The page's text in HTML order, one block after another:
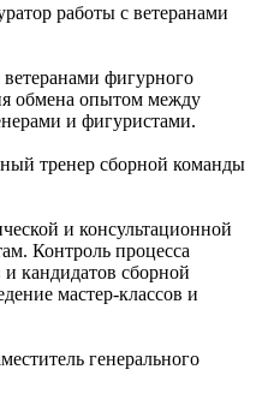
работы с ветеранами
фигурного
обмена опытом между
и фигуристами.
тренер сборной команды
и консультационной
Контроль процесса
кандидатов сборной
мастер-классов и
генерального